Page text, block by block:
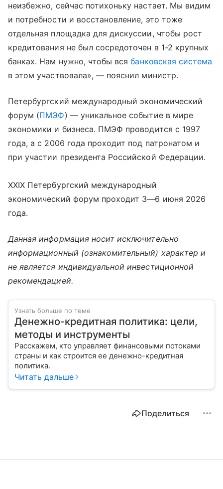
неизбежно, сейчас потихоньку настает. Мы видим
и потребности и восстановление, это тоже
отдельная площадка для дискуссии, чтобы рост
кредитования не был сосредоточен в 1-2 крупных
банках. Нам нужно, чтобы всябанковская система
в этом участвовала», — пояснил министр.
Петербургский международный экономический
форум (ПМЭФ) — уникальное событие в мире
экономики и бизнеса. ПМЭФ проводится с 1997
года, а с 2006 года проходит под патронатом и
при участии президента Российской Федерации.
XXIX Петербургский международный
экономический форум проходит 3—6 июня 2026
года.
Данная информация носит исключительно
информационный (ознакомительный) характер и
не является индивидуальной инвестиционной
рекомендацией.
Узнать больше по теме
Денежно-кредитная политика: цели,
методы и инструменты
Расскажем, кто управляет финансовыми потоками
страны и как строится ее денежно-кредитная
политика.
Читать дальше
Поделиться